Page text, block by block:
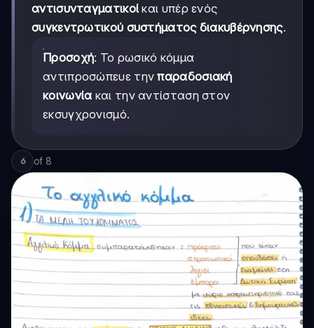
αντισυνταγματικοί και υπέρ ενός
συγκεντρωτικού συστήματος διακυβέρνησης.
Προσοχή: Το ρωσικό κόμμα
αντιπροσώπευε τηνπαραδοσιακή
κοινωνία και την αντίσταση στον
εκσυγχρονισμό.
6 of 8